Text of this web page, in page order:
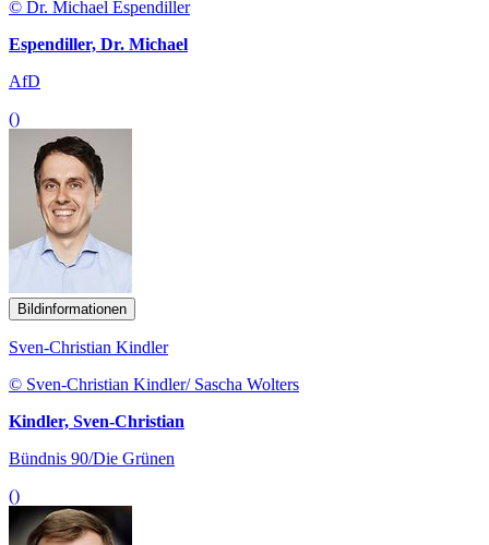
© Dr. Michael Espendiller
Espendiller, Dr. Michael
AfD
()
Bildinformationen
Sven-Christian Kindler
© Sven-Christian Kindler/ Sascha Wolters
Kindler, Sven-Christian
Bündnis 90/Die Grünen
()